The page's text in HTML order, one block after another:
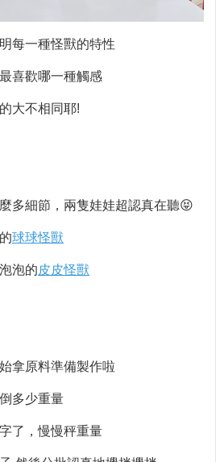
每一種怪獸的特性
喜歡哪一種觸感
大不相同耶!
多細節，兩隻娃娃超認真在聽😝
球球怪獸
泡的皮皮怪獸
拿原料準備製作啦
多少重量
了，慢慢秤重量